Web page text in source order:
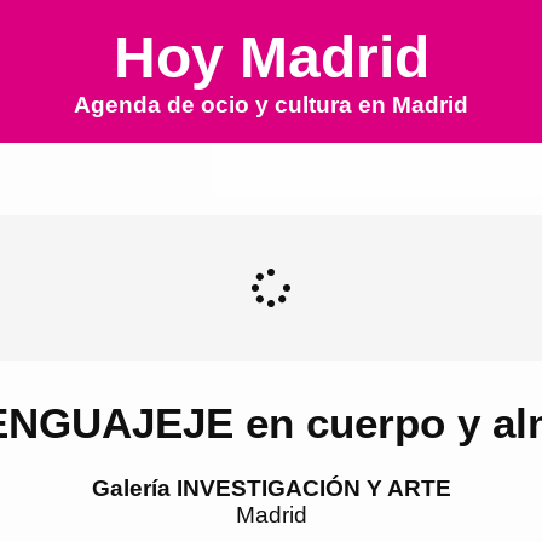
Hoy Madrid
Agenda de ocio y cultura en Madrid
en cuerpo y
Galería INVESTIGACIÓN Y ARTE
Madrid